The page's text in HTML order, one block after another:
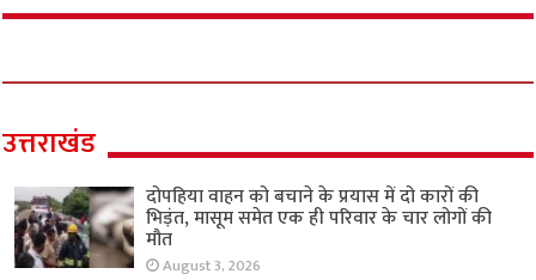
उत्तराखंड
दोपहिया वाहन को बचाने के प्रयास में दो कारों की
भिड़ंत, मासूम समेत एक ही परिवार के चार लोगों की
मौत
August 3, 2026